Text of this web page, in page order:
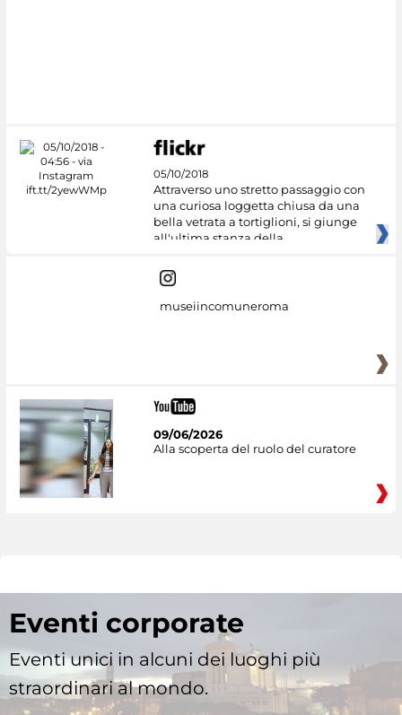
05/10/2018
Attraverso uno stretto passaggio con
una curiosa loggetta chiusa da una
bella vetrata a tortiglioni, si giunge
all'ultima stanza della
museiincomuneroma
09/06/2026
Alla scoperta del ruolo del curatore
Eventi corporate
Eventi unici in alcuni dei luoghi più
straordinari al mondo.